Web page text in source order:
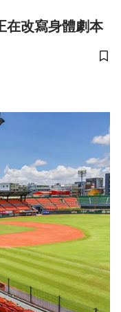
習慣正在改寫身體劇本
儲